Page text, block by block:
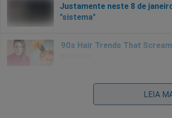
Justamente neste 8 de
"sistema"
LEIA